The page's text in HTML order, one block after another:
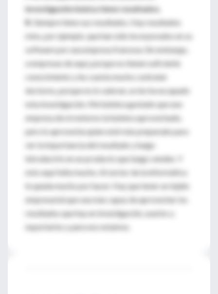
investigación básica tiene resultados.
R.
Siempre tiene sus resultados. Hay resultados
míos, por ejemplo, que han sido incorporados en su
software por una empresa francesa. Sin embargo,
a empresas de aquí, porque no tienen suficiente
conocimiento y les cuesta mucho contratar
doctores, porque no lo valoran, se les ha escapado
esta investigación. Me hubiera gustado que una
empresa de mi entorno la hubiera aprovechado,
pero lo aprovecha quien esté más preparado para
ver la importancia del resultado y luego
introducirlo en un producto que luego venden. Y
esto aquí falta mucho. Al sector de la informática
le queda mucho por hacer. Hay que tener un tejido
empresarial que sea más capaz de aprovechar los
resultados que hay en investigación, usarlos y
exportarlos y para eso estamos.